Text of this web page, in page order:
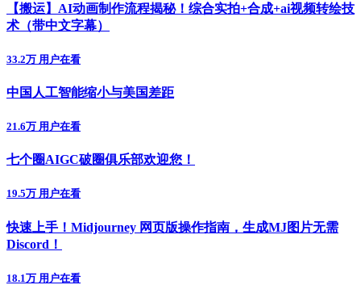
【搬运】AI动画制作流程揭秘！综合实拍+合成+ai视频转绘技
术（带中文字幕）
33.2万 用户在看
中国人工智能缩小与美国差距
21.6万 用户在看
七个圈AIGC破圈俱乐部欢迎您！
19.5万 用户在看
快速上手！Midjourney 网页版操作指南，生成MJ图片无需
Discord！
18.1万 用户在看